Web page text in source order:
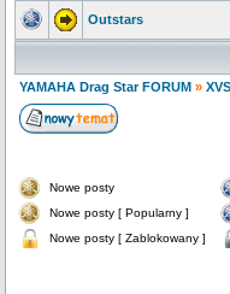
Outstars
YAMAHA Drag Star FORUM »
Nowe posty
Nowe posty [ Popularny ]
Nowe posty [ Zablokowany ]